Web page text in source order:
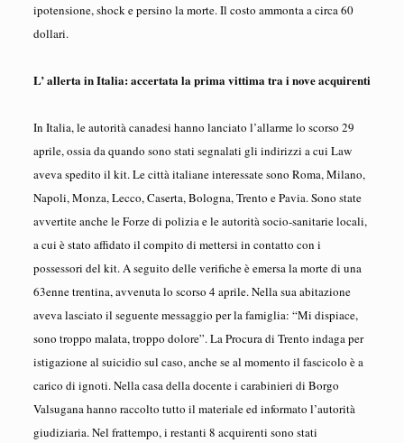
ipotensione, shock e persino la morte. Il costo ammonta a circa 60
dollari.
L’ allerta in Italia: accertata la prima vittima tra i nove acquirenti
In Italia, le autorità canadesi hanno lanciato l’allarme lo scorso 29
aprile, ossia da quando sono stati segnalati gli indirizzi a cui Law
aveva spedito il kit. Le città italiane interessate sono Roma, Milano,
Napoli, Monza, Lecco, Caserta, Bologna, Trento e Pavia. Sono state
avvertite anche le Forze di polizia e le autorità socio-sanitarie locali,
a cui è stato affidato il compito di mettersi in contatto con i
possessori del kit. A seguito delle verifiche è emersa la morte di una
63enne trentina, avvenuta lo scorso 4 aprile. Nella sua abitazione
aveva lasciato il seguente messaggio per la famiglia: “Mi dispiace,
sono troppo malata, troppo dolore”. La Procura di Trento indaga per
istigazione al suicidio sul caso, anche se al momento il fascicolo è a
carico di ignoti. Nella casa della docente i carabinieri di Borgo
Valsugana hanno raccolto tutto il materiale ed informato l’autorità
giudiziaria. Nel frattempo, i restanti 8 acquirenti sono stati